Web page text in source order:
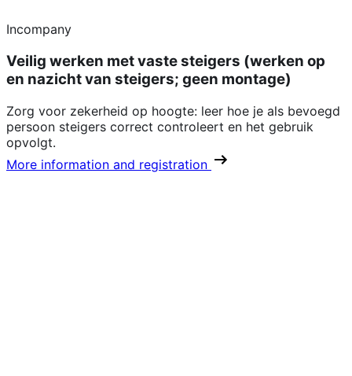
Incompany
Veilig werken met vaste steigers (werken op
en nazicht van steigers; geen montage)
Zorg voor zekerheid op hoogte: leer hoe je als bevoegd
persoon steigers correct controleert en het gebruik
opvolgt.
More information and registration